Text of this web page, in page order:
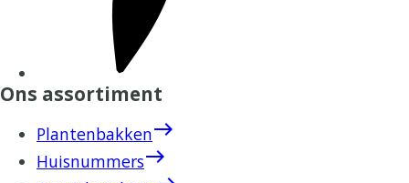
Ons assortiment
Plantenbakkeneast
Huisnummerseast